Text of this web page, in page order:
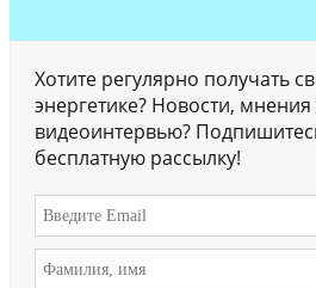
Хотите регулярно получать
энергетике? Новости, мнения
видеоинтервью?
бесплатную рассылку!